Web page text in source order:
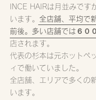
INCE HAIRは月並みです
います。 全店舗、平均で
前後。多い店舗では６０
店されます。
代表の杉本は元ホットペ
ィで働いていました。
全店舗、エリアで多くの
います。